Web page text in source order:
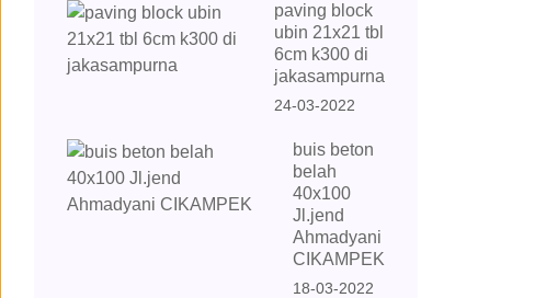
paving block
ubin 21x21 tbl
6cm k300 di
jakasampurna
24-03-2022
buis beton
belah
40x100
Jl.jend
Ahmadyani
CIKAMPEK
18-03-2022